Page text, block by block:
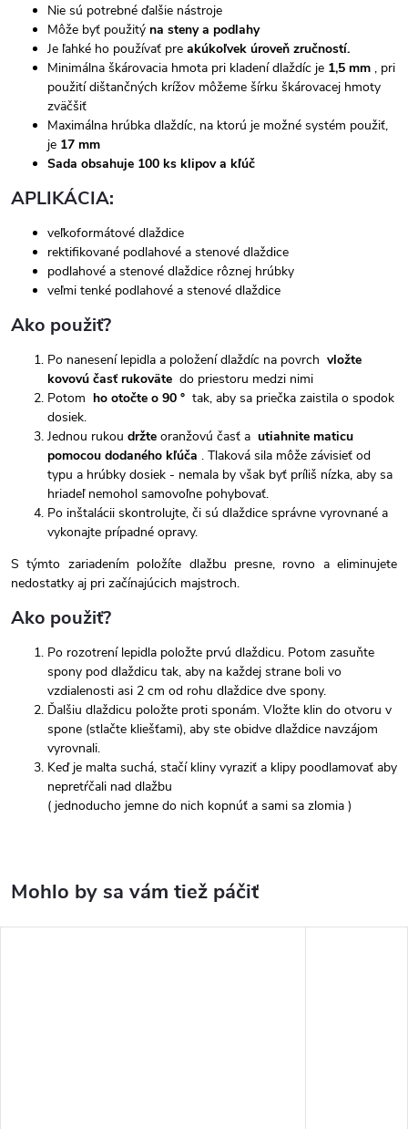
Nie sú potrebné ďalšie nástroje
Môže byť použitý na steny a podlahy
Je ľahké ho používať pre akúkoľvek úroveň zručností.
Minimálna škárovacia hmota pri kladení dlaždíc je 1,5 mm , pri
použití dištančných krížov môžeme šírku škárovacej hmoty
zväčšiť
Maximálna hrúbka dlaždíc, na ktorú je možné systém použiť,
je 17 mm
Sada obsahuje 100 ks klipov a kľúč
APLIKÁCIA:
veľkoformátové dlaždice
rektifikované podlahové a stenové dlaždice
podlahové a stenové dlaždice rôznej hrúbky
veľmi tenké podlahové a stenové dlaždice
Ako použiť?
Po nanesení lepidla a položení dlaždíc na povrch vložte
kovovú časť rukoväte do priestoru medzi nimi
Potom ho otočte o 90 ° tak, aby sa priečka zaistila o spodok
dosiek.
Jednou rukou držte oranžovú časť a utiahnite maticu
pomocou dodaného kľúča . Tlaková sila môže závisieť od
typu a hrúbky dosiek - nemala by však byť príliš nízka, aby sa
hriadeľ nemohol samovoľne pohybovať.
Po inštalácii skontrolujte, či sú dlaždice správne vyrovnané a
vykonajte prípadné opravy.
S týmto zariadením položíte dlažbu presne, rovno a eliminujete
nedostatky aj pri začínajúcich majstroch.
Ako použiť?
Po rozotrení lepidla položte prvú dlaždicu. Potom zasuňte
spony pod dlaždicu tak, aby na každej strane boli vo
vzdialenosti asi 2 cm od rohu dlaždice dve spony.
Ďalšiu dlaždicu položte proti sponám. Vložte klin do otvoru v
spone (stlačte kliešťami), aby ste obidve dlaždice navzájom
vyrovnali.
Keď je malta suchá, stačí kliny vyraziť a klipy poodlamovať aby
nepretŕčali nad dlažbu
( jednoducho jemne do nich kopnúť a sami sa zlomia )